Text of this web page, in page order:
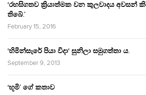
‘රහසිගතව ක්‍රියාත්මක වන කුලවාදය අවසන්
තිබේ.’
February 15, 2016
‘හිමින්සැරේ පියා විදා‘ සුනිලා සමුගත්තා ය.
September 9, 2013
‘භූමි’ ගේ කතාව